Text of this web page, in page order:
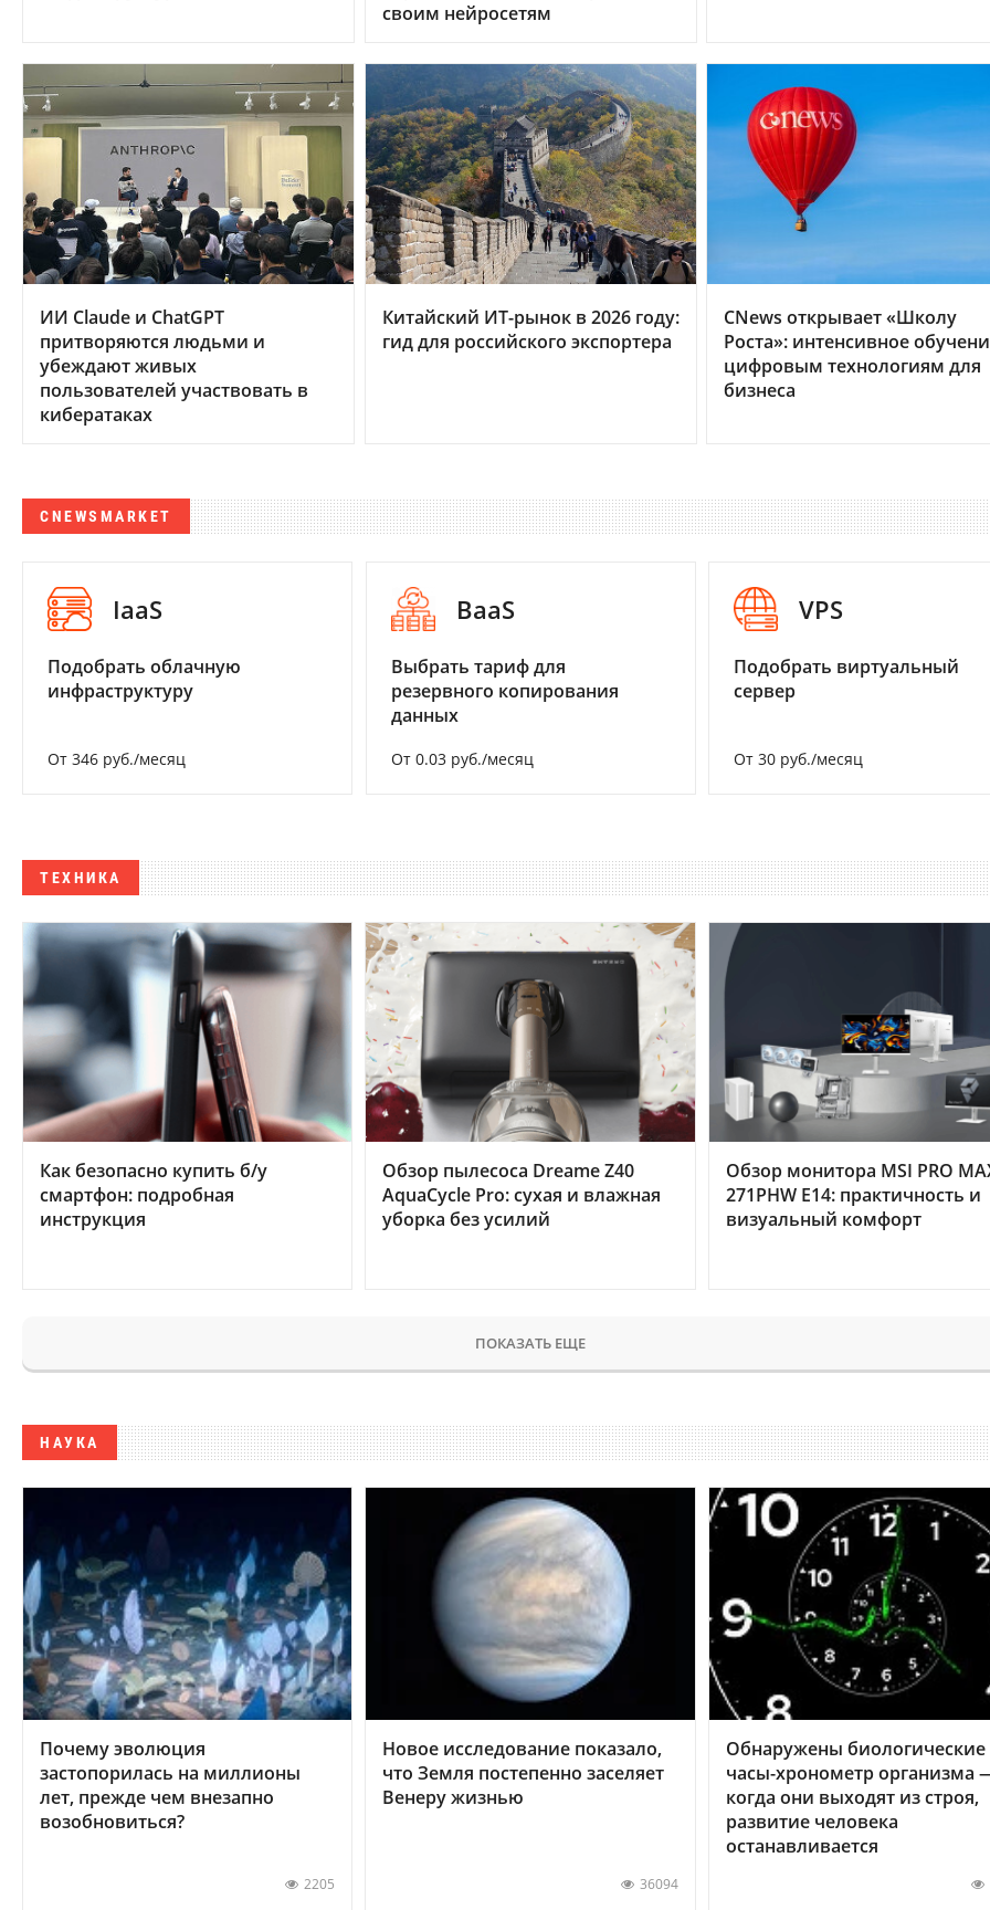
своим нейросетям
ИИ Claude и ChatGPT
притворяются людьми и
убеждают живых
пользователей участвовать в
кибератаках
Китайский ИТ-рынок в 2026 году:
гид для российского экспортера
CNews открывает «Школу
Роста»: интенсивное
цифровым технологиям для
бизнеса
CNEWSMARKET
IaaS
Подобрать облачную
инфраструктуру
От 346 руб./месяц
BaaS
Выбрать тариф для
резервного копирования
данных
От 0.03 руб./месяц
VPS
Подобрать виртуальный
сервер
От 30 руб./месяц
ТЕХНИКА
Как безопасно купить б/у
смартфон: подробная
инструкция
Обзор пылесоса Dreame Z40
AquaCycle Pro: сухая и влажная
уборка без усилий
Обзор монитора MSI PRO
271PHW E14: практичность и
визуальный комфорт
ПОКАЗАТЬ ЕЩЕ
НАУКА
Почему эволюция
застопорилась на миллионы
лет, прежде чем внезапно
возобновиться?
2205
Новое исследование показало,
что Земля постепенно заселяет
Венеру жизнью
36094
Обнаружены биологические
часы-хронометр организма
когда они выходят из строя,
развитие человека
останавливается